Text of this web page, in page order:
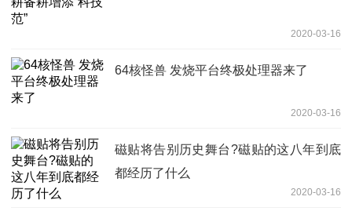
2020-03-16
64核怪兽 发烧平台终极处理器来了
2020-03-16
磁贴将告别历史舞台?磁贴的这八年到底
都经历了什么
2020-03-16